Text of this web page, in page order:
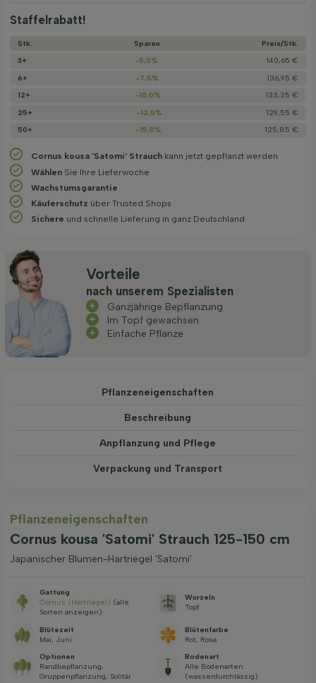
Staffelrabatt!
Stk. Sparen
Preis/­Stk.
3+
-5,0%
140,65 €
6+
-7,5%
136,95 €
12+
-10,0%
133,25 €
25+
-12,5%
129,55 €
50+
-15,0% 125,85 €
Cornus kousa 'Satomi' Strauch kann jetzt gepflanzt werden
Wählen Sie Ihre Lieferwoche
Wachstums­garantie
Käuferschutz über Trusted Shops
Sichere und schnelle Lieferung in ganz Deutschland
Vorteile
nach unserem Spezialisten
Ganzjährige Bepflanzung
Im Topf gewachsen
Einfache Pflanze
Pflanzeneigenschaften
Beschreibung
Anpflanzung und Pflege
Verpackung und Transport
Pflanzeneigenschaften
Cornus kousa 'Satomi' Strauch 125-150 cm
Japanischer Blumen-Hartriegel 'Satomi'
Gattung
Cornus (Hartriegel) (alle
Sorten anzeigen)
Wurzeln
Topf
Blütezeit
Mai, Juni
Blütenfarbe
Rot, Rosa
Optionen
Randbepflanzung,
Gruppenpflanzung, Solitär
Bodenart
Alle Bodenarten
(wasserdurchlässig)